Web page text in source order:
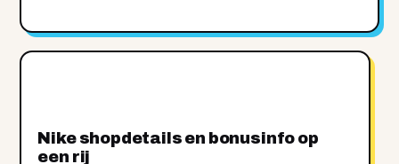
Nike shopdetails en bonusinfo op
een rij